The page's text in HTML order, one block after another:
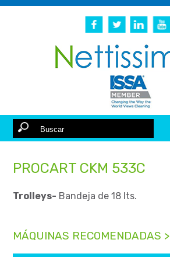
PROCART CKM 533C
Trolleys- Bandeja de 18 lts.
MÁQUINAS RECOMENDADAS >